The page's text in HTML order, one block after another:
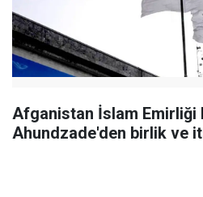
Afganistan İslam Emirliği
Ahundzade'den birlik ve